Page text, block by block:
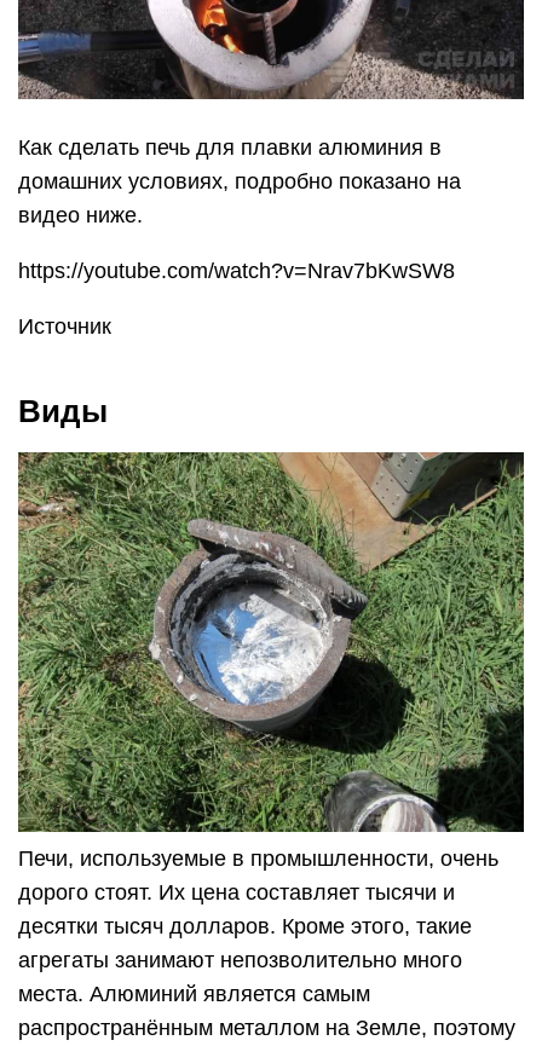
Как сделать печь для плавки алюминия в
домашних условиях, подробно показано на
видео ниже.
https://youtube.com/watch?v=Nrav7bKwSW8
Источник
Виды
Печи, используемые в промышленности, очень
дорого стоят. Их цена составляет тысячи и
десятки тысяч долларов. Кроме этого, такие
агрегаты занимают непозволительно много
места. Алюминий является самым
распространённым металлом на Земле, поэтому